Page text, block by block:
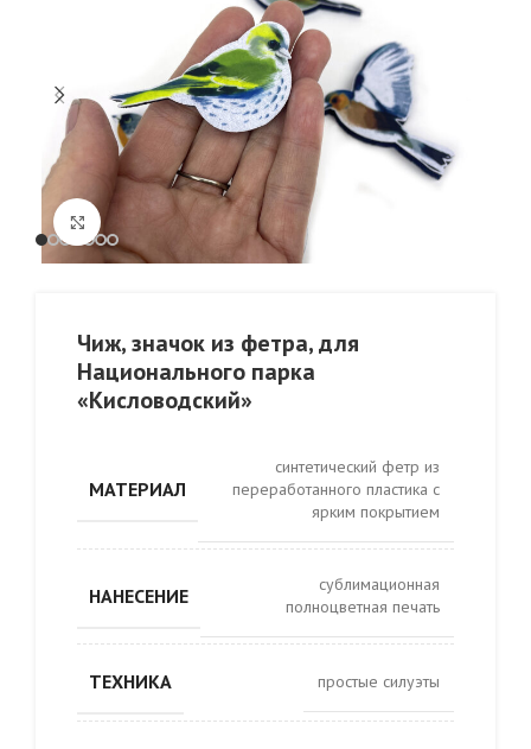
Чиж, значок из фетра, для
Национального парка
«Кисловодский»
МАТЕРИАЛ
синтетический фетр из
переработанного пластика с
ярким покрытием
НАНЕСЕНИЕ
сублимационная
полноцветная печать
ТЕХНИКА простые силуэты